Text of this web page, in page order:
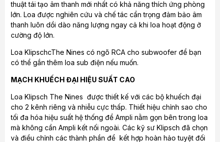
thuật tái tạo âm thanh mới nhất có khả năng thích ứng phòng
lớn. Loa được nghiên cứu và chế tác cẩn trọng đảm bảo âm
thanh luôn dồi dào năng lượng ngay cả khi loa hoạt động ở
cường độ lớn.
Loa KlipschcThe Nines có ngõ RCA cho subwoofer để bạn
có thể gắn thêm loa sub điện nếu muốn.
MẠCH KHUẾCH ĐẠI HIỆU SUẤT CAO
Loa Klipsch The Nines được thiết kế với các bộ khuếch đại
cho 2 kênh riêng và nhiễu cực thấp. Thiết hiệu chỉnh sao cho
tối đa hóa hiệu suất hệ thống để Ampli nằm gọn bên trong loa
mà không cần Ampli kết nối ngoài. Các kỹ sư Klipsch đã chọn
và điều chỉnh các thành phần để kết hợp hoàn hảo tuyệt đối